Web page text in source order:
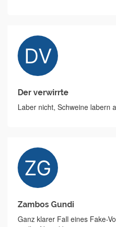
Der verwirrte
Laber nicht, Schweine labern
Zambos Gundi
Ganz klarer Fall eines Fake-